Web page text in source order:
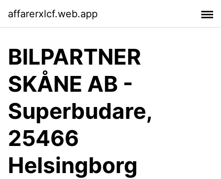
affarerxlcf.web.app
BILPARTNER
SKÅNE AB -
Superbudare,
25466
Helsingborg